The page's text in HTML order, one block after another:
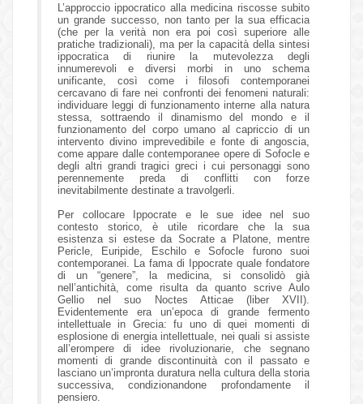
L’approccio ippocratico alla medicina riscosse subito
un grande successo, non tanto per la sua efficacia
(che per la verità non era poi così superiore alle
pratiche tradizionali), ma per la capacità della sintesi
ippocratica di riunire la mutevolezza degli
innumerevoli e diversi morbi in uno schema
unificante, così come i filosofi contemporanei
cercavano di fare nei confronti dei fenomeni naturali:
individuare leggi di funzionamento interne alla natura
stessa, sottraendo il dinamismo del mondo e il
funzionamento del corpo umano al capriccio di un
intervento divino imprevedibile e fonte di angoscia,
come appare dalle contemporanee opere di Sofocle e
degli altri grandi tragici greci i cui personaggi sono
perennemente preda di conflitti con forze
inevitabilmente destinate a travolgerli.
Per collocare Ippocrate e le sue idee nel suo
contesto storico, è utile ricordare che la sua
esistenza si estese da Socrate a Platone, mentre
Pericle, Euripide, Eschilo e Sofocle furono suoi
contemporanei. La fama di Ippocrate quale fondatore
di un “genere”, la medicina, si consolidò già
nell’antichità, come risulta da quanto scrive Aulo
Gellio nel suo Noctes Atticae (liber XVII).
Evidentemente era un’epoca di grande fermento
intellettuale in Grecia: fu uno di quei momenti di
esplosione di energia intellettuale, nei quali si assiste
all’erompere di idee rivoluzionarie, che segnano
momenti di grande discontinuità con il passato e
lasciano un’impronta duratura nella cultura della storia
successiva, condizionandone profondamente il
pensiero.